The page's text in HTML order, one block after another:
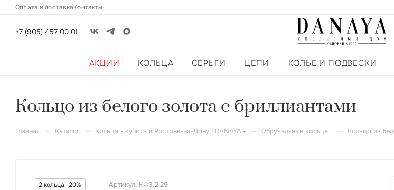
Оплата и доставкаКонтакты
+7 (905) 457 00 01
АКЦИИ КОЛЬЦА СЕРЬГИ ЦЕПИ КОЛЬЕ И ПОДВЕСКИ
Кольцо из белого золота с бриллиантами
Главная — Каталог — Кольца - купить в Ростове-на-Дону | DANAYA — Обручальные кольца — Кольцо из
2 кольца -20% Артикул: КФ3.2.29